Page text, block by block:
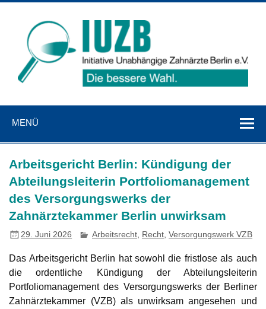
Zum
MENÜ
Arbeitsgericht Berlin: Kündigung der
Abteilungsleiterin Portfoliomanagement
des Versorgungswerks der
Zahnärztekammer Berlin unwirksam
29. Juni 2026 Arbeitsrecht Recht ,Versorgungswerk VZB
Das Arbeitsgericht Berlin hat sowohl die fristlose als auch
die ordentliche Kündigung der Abteilungsleiterin
Portfoliomanagement des Versorgungswerks der Berliner
Zahnärztekammer (VZB) als unwirksam angesehen und